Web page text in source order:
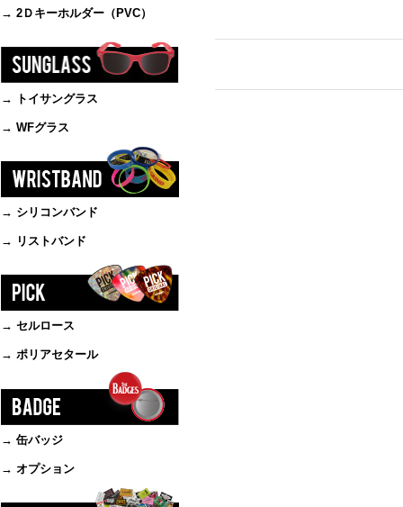
→ 2Ｄキーホルダー（PVC）
→ トイサングラス
→ WFグラス
→ シリコンバンド
→ リストバンド
→ セルロース
→ ポリアセタール
→ 缶バッジ
→ オプション